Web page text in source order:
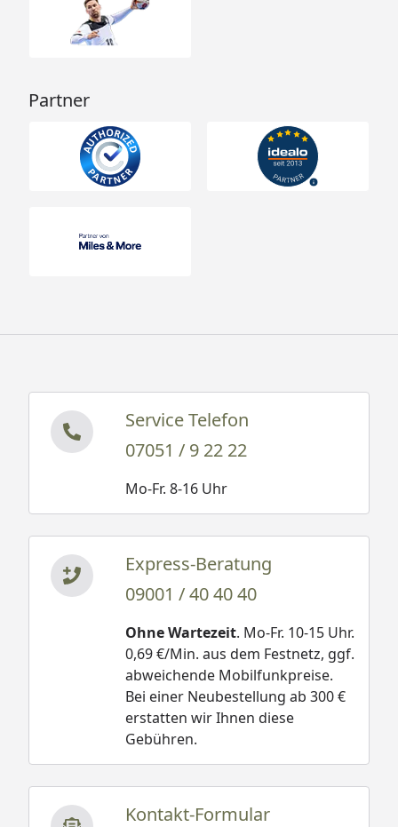
Partner
Service Telefon
07051 / 9 22 22
Mo-Fr. 8-16 Uhr
Express-Beratung
09001 / 40 40 40
Ohne Wartezeit. Mo-Fr. 10-15 Uhr.
0,69 €/Min. aus dem Festnetz, ggf.
abweichende Mobilfunkpreise.
Bei einer Neubestellung ab 300 €
erstatten wir Ihnen diese
Gebühren.
Kontakt-Formular